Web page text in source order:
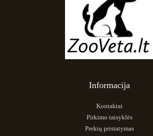
Informacija
Kontaktai
Pirkimo taisyklės
Prekių pristatymas